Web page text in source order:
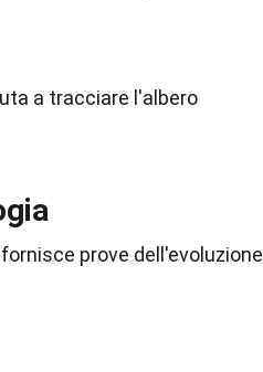
a tracciare l'albero
prove dell'evoluzione